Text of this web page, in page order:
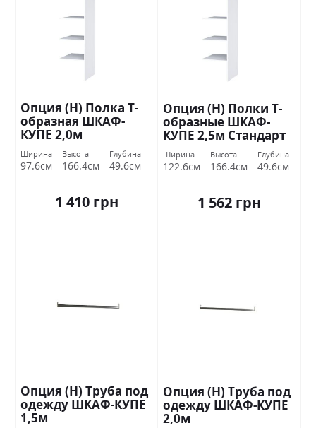
Опция (Н) Полка Т-
образная ШКАФ-
КУПЕ 2,0м
Ширина
97.6см
Высота
166.4см
Глубина
49.6см
1 410 грн
Опция (Н) Полки Т-
образные ШКАФ-
КУПЕ 2,5м Стандарт
Ширина
122.6см
Высота
166.4см
Глубина
49.6см
1 562 грн
Опция (Н) Труба под
одежду ШКАФ-КУПЕ
1,5м
Опция (Н) Труба под
одежду ШКАФ-КУПЕ
2,0м